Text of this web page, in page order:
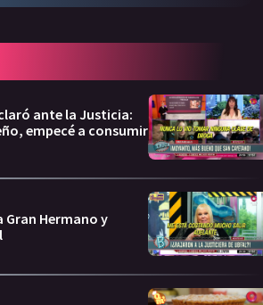
ante la Justicia:
empecé a consumir
Gran Hermano y